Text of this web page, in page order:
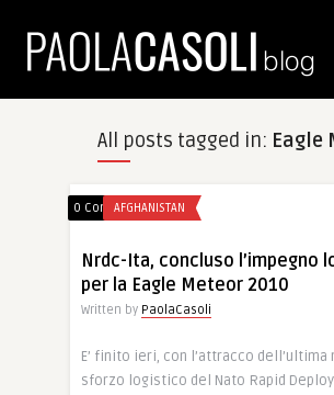
All posts tagged in: Eagle
0 CommentsAFGHANISTAN
Nrdc-Ita, concluso l’impegno
per la Eagle Meteor 2010
Written by PaolaCasoli
E’ finito ieri, con l’attracco dell’ultima
sforzo logistico del Nato Rapid